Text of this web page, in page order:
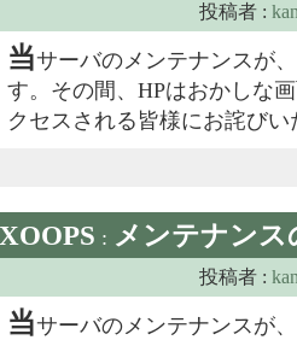
投稿者 :
当サーバのメンテナンスが
す。その間、HPはおかしな
クセスされる皆様にお詫びい
XOOPS : メンテナンス
投稿者 :
当サーバのメンテナンスが